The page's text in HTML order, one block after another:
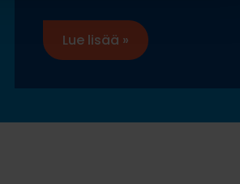
Lue lisää »